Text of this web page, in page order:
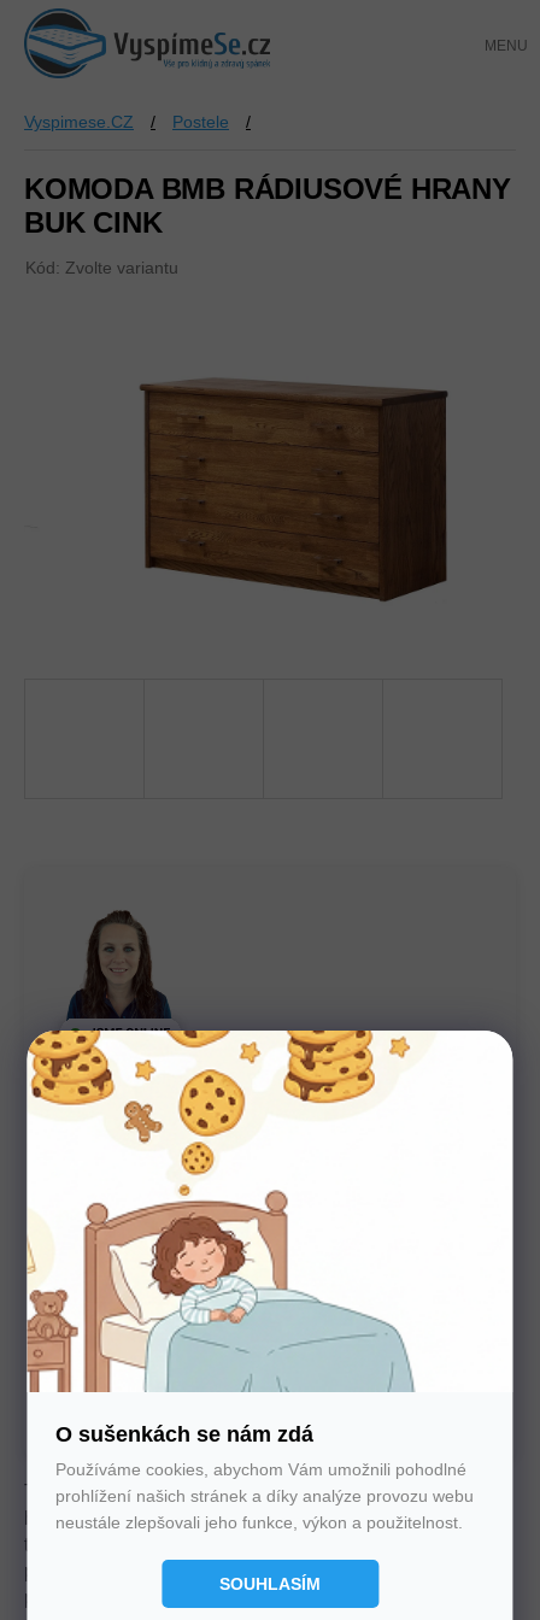
O sušenkách se nám zdá
Používáme cookies, abychom Vám umožnili pohodlné
prohlížení našich stránek a díky analýze provozu webu
neustále zlepšovali jeho funkce, výkon a použitelnost.
SOUHLASÍM
Přejít
obsah
KOŠÍK
Vyspimese.CZ / Postele /
KOMODA BMB RÁDIUSOVÉ HRANY
BUK CINK
Kód: Zvolte variantu
Potřebujete poradit s výběrem?
Nechte nám na sebe číslo. Zavoláme vám a se vším
U nás nakupujte bez starostí
záruka. Záruční i pozáruční servis.
Tato elegantní komoda s rádiusovými hranami nabízí
harmonii přírodního dřeva a moderního designu. Díky
tichému, skrytému výsuvu a tlumenému zavírání je každý
pohyb hladký a tichý. Kombinace masivního dřeva a
přírodní dýhy zajišťuje odolnost a stylový vzhled, který